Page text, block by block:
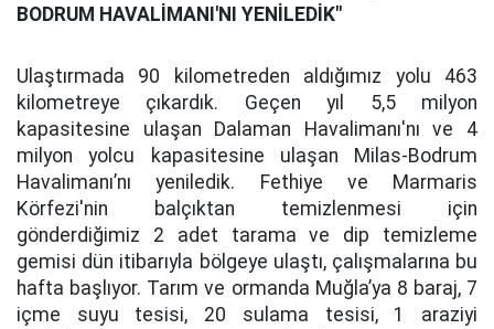
BODRUM HAVALİMANI'NI YENİLEDİK"
Ulaştırmada 90 kilometreden aldığımız yolu 463
kilometreye çıkardık. Geçen yıl 5,5 milyon
kapasitesine ulaşan Dalaman Havalimanı'nı ve 4
milyon yolcu kapasitesine ulaşan Milas-Bodrum
Havalimanı’nı yeniledik. Fethiye ve Marmaris
Körfezi'nin balçıktan temizlenmesi için
gönderdiğimiz 2 adet tarama ve dip temizleme
gemisi dün itibarıyla bölgeye ulaştı, çalışmalarına bu
hafta başlıyor. Tarım ve ormanda Muğla’ya 8 baraj, 7
içme suyu tesisi, 20 sulama tesisi, 1 araziyi